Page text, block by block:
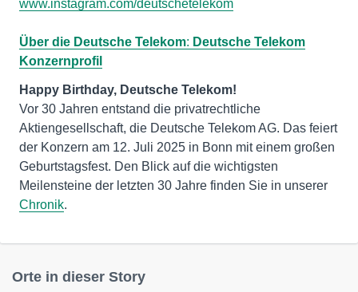
www.instagram.com/deutschetelekom
Über die Deutsche Telekom: Deutsche Telekom
Konzernprofil
Vor 30 Jahren entstand die privatrechtliche
Aktiengesellschaft, die Deutsche Telekom AG. Das feiert
der Konzern am 12. Juli 2025 in Bonn mit einem großen
Geburtstagsfest. Den Blick auf die wichtigsten
Meilensteine der letzten 30 Jahre finden Sie in unserer
Chronik.
Orte in dieser Story